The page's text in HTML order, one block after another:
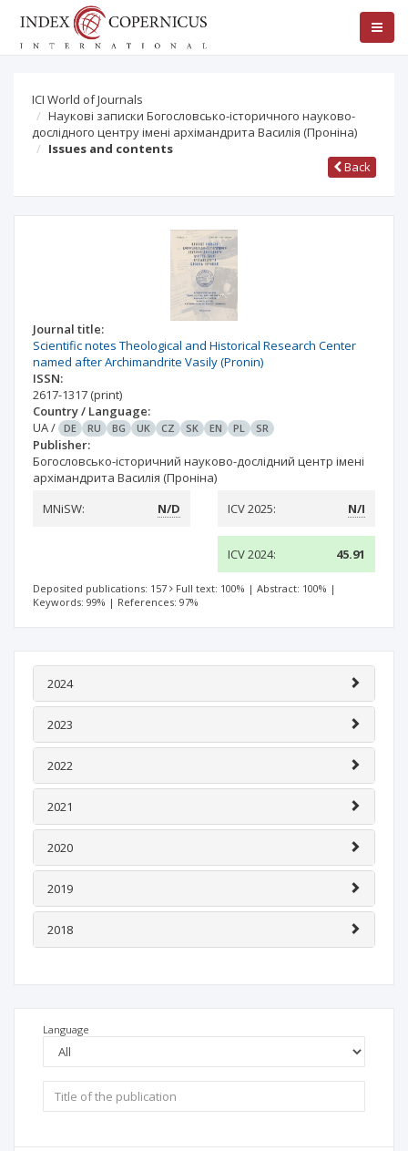
ICI World of Journals
Наукові записки Богословсько-історичного науково-
дослідного центру імені архімандрита Василія (Проніна)
Issues and contents
Back
Journal title:
Scientific notes Theological and Historical Research Center
named after Archimandrite Vasily (Pronin)
ISSN:
2617-1317 (print)
Country / Language:
UA/ DE RU BG UK CZ SK EN PL SR
Publisher:
Богословсько-історичний науково-дослідний центр імені
архімандрита Василія (Проніна)
MNiSW:
N/D ICV 2025: N/I
ICV 2024: 45.91
Deposited publications: 157 Full text: 100% | Abstract: 100% |
Keywords: 99% | References: 97%
2024
2023
2022
2021
2020
2019
2018
Language